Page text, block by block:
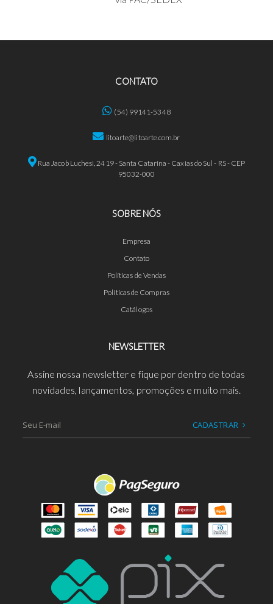
CONTATO
(54) 99141-5348
litoarte@litoarte.com.br
Rua Jacob Luchesi, 2419 - Santa Catarina - Caxias do Sul - RS - CEP
95032-000
SOBRE NÓS
Empresa
Contato
Políticas de Vendas
Políticas de Compras
Catálogos
NEWSLETTER
Assine nossa newsletter e fique por dentro de todas
novidades, lançamentos, promoções e muito mais.
CADASTRAR